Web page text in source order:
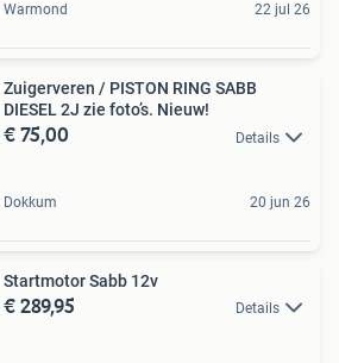
Warmond 22 jul 26
Zuigerveren / PISTON RING SABB
DIESEL 2J zie foto’s. Nieuw!
€ 75,00 Details
Dokkum 20 jun 26
Startmotor Sabb 12v
€ 289,95 Details